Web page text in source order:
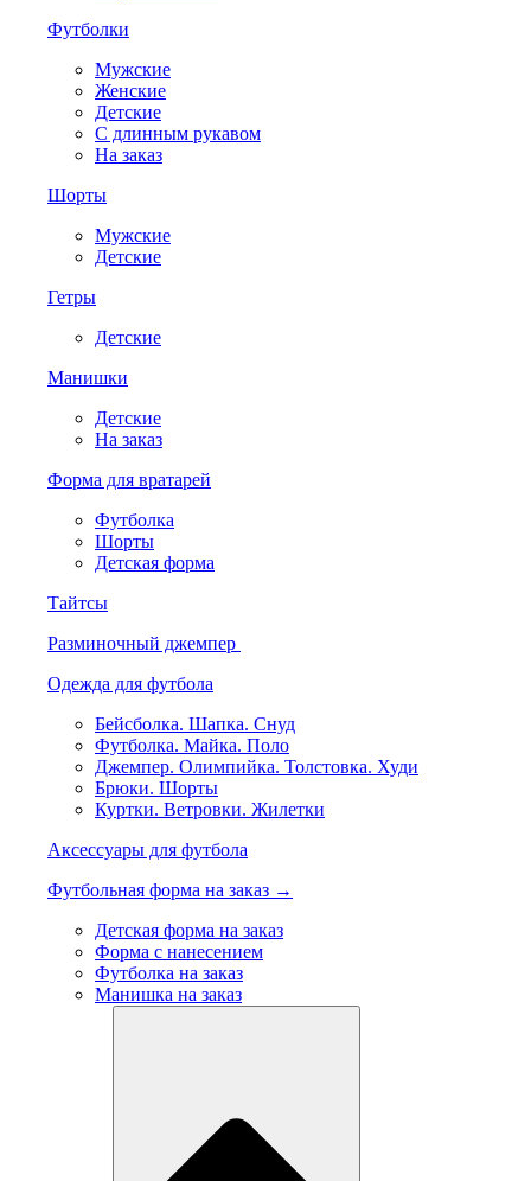
Футболки
Мужские
Женские
Детские
С длинным рукавом
На заказ
Шорты
Мужские
Детские
Гетры
Детские
Манишки
Детские
На заказ
Форма для вратарей
Футболка
Шорты
Детская форма
Тайтсы
Разминочный джемпер
Одежда для футбола
Бейсболка. Шапка. Снуд
Футболка. Майка. Поло
Джемпер. Олимпийка. Толстовка. Худи
Брюки. Шорты
Куртки. Ветровки. Жилетки
Аксессуары для футбола
Футбольная форма на заказ →
Детская форма на заказ
Форма с нанесением
Футболка на заказ
Манишка на заказ